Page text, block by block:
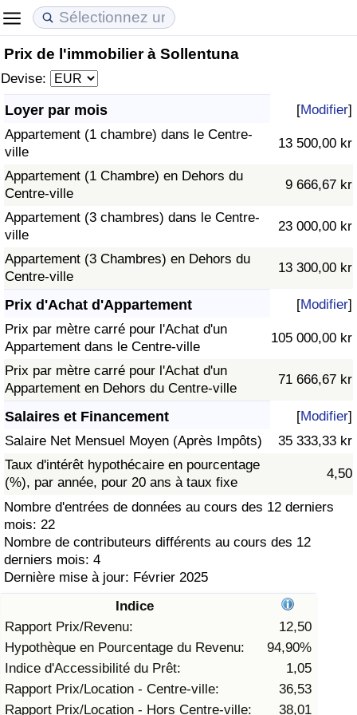
Prix de l'immobilier à Sollentuna
Devise:
Loyer par mois [Modifier]
Appartement (1 chambre) dans le Centre-
ville
13 500,00 kr
Appartement (1 Chambre) en Dehors du
Centre-ville
9 666,67 kr
Appartement (3 chambres) dans le Centre-
ville
23 000,00 kr
Appartement (3 Chambres) en Dehors du
Centre-ville
13 300,00 kr
Prix d'Achat d'Appartement [Modifier]
Prix par mètre carré pour l'Achat d'un
Appartement dans le Centre-ville
105 000,00 kr
Prix par mètre carré pour l'Achat d'un
Appartement en Dehors du Centre-ville
71 666,67 kr
Salaires et Financement [Modifier]
Salaire Net Mensuel Moyen (Après Impôts)
35 333,33 kr
Taux d'intérêt hypothécaire en pourcentage
(%), par année, pour 20 ans à taux fixe
4,50
Nombre d'entrées de données au cours des 12 derniers
mois: 22
Nombre de contributeurs différents au cours des 12
derniers mois: 4
Dernière mise à jour: Février 2025
Indice
Rapport Prix/Revenu:
12,50
Hypothèque en Pourcentage du Revenu:
94,90%
Indice d'Accessibilité du Prêt:
1,05
Rapport Prix/Location - Centre-ville:
36,53
Rapport Prix/Location - Hors Centre-ville:
38,01
Coût de la vie
Indice du Coût de la Vie (Actuel)
Indice du Coût de la Vie
Indice du coût de la vie par pays
à Akaba
Prix de l'immobilier
Indice des Prix de l'immobilier (Actuel)
Indice des Prix de l'immobilier
Indice des Prix de l'immobilier par Pays
Qualité de Vie
Indice de Qualité de Vie
Indice de Qualité de Vie (Actuel)
Indice de qualité de vie par pays
Criminalité
Indice de Criminalité (Actuel)
Indice de Criminalité
Indice de criminalité par pays
Soins de santé
Indice des soins de santé (Actuel)
Indice des soins de santé
Indice des soins de santé par Pays
Pollution
Indice de Pollution (Actuel)
Indice de pollution
Indice de Pollution par Pays
Trafic